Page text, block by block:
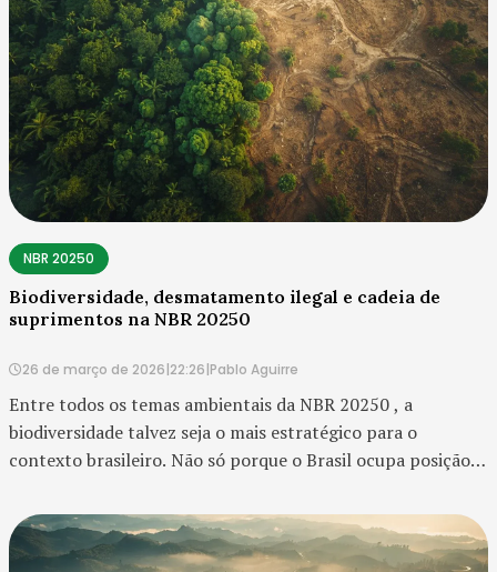
NBR 20250
Biodiversidade, desmatamento ilegal e cadeia de
suprimentos na NBR 20250
26 de março de 2026|22:26|Pablo Aguirre
Entre todos os temas ambientais da NBR 20250 , a
biodiversidade talvez seja o mais estratégico para o
contexto brasileiro. Não só porque o Brasil ocupa posição
biodiversidade hoje está diretamente ligado a r...